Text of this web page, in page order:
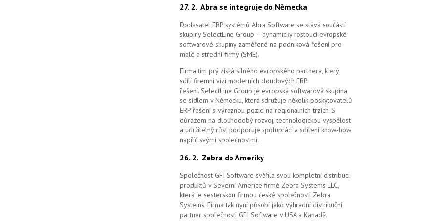
27. 2. Abra se integruje do Německa
Dodavatel ERP systémů Abra Software se stává součástí
skupiny SelectLine Group – dynamicky rostoucí evropské
softwarové skupiny zaměřené na podniková řešení pro
malé a střední firmy (SME).
Firma tím prý získá silného evropského partnera, který
sdílí firemní vizi moderních cloudových ERP
řešení. SelectLine Group je evropská softwarová skupina
se sídlem v Německu, která sdružuje několik poskytovatelů
ERP řešení s výraznou pozicí na regionálních trzích. S
důrazem na dlouhodobý rozvoj, technologickou vyspělost
a udržitelný růst podporuje spolupráci a sdílení know-how
napříč svými společnostmi.
26. 2. Zebra do Ameriky
Společnost GFI Software svěřila svou kompletní distribuci
produktů v Severní Americe firmě Zebra Systems LLC,
která je sesterskou firmou české společnosti Zebra
Systems. Firma tak nyní působí jako výhradní distribuční
partner společnosti GFI Software v USA a Kanadě.